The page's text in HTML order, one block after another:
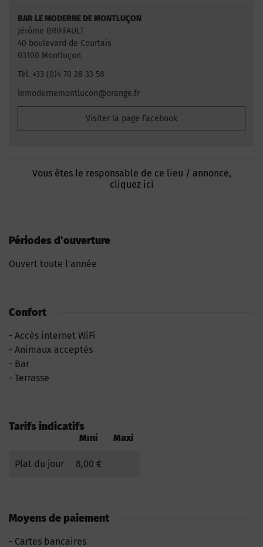
BAR LE MODERNE DE MONTLUÇON
Jérôme BRIFFAULT
40 boulevard de Courtais
03100 Montluçon
Tél. +33 (0)4 70 28 33 58
lemodernemontlucon@orange.fr
Visiter la page Facebook
Vous êtes le responsable de ce lieu / annonce,
cliquez ici
Périodes d'ouverture
Ouvert toute l'année
Confort
Accès internet WiFi
Animaux acceptés
Bar
Terrasse
Tarifs indicatifs
Mini Maxi
Plat du jour 8,00 €
Moyens de paiement
Cartes bancaires